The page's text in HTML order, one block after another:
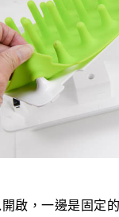
啟，一邊是固定